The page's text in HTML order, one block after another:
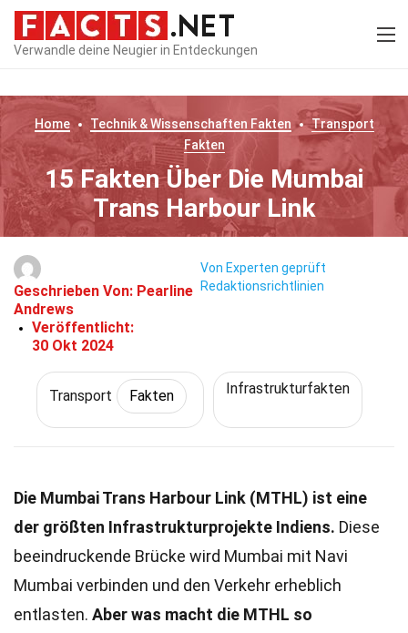
Verwandle deine Neugier in Entdeckungen
Home Technik & Wissenschaften Fakten
Transport
Fakten
15 Fakten Über Die Mumbai
Trans Harbour Link
Geschrieben Von: Pearline
Andrews
Veröffentlicht:
30 Okt 2024
Von Experten geprüft
Redaktionsrichtlinien
Transport Fakten Infrastrukturfakten
Die Mumbai Trans Harbour Link (MTHL) ist eine
der größten Infrastrukturprojekte Indiens. Diese
beeindruckende Brücke wird Mumbai mit Navi
Mumbai verbinden und den Verkehr erheblich
entlasten. Aber was macht die MTHL so